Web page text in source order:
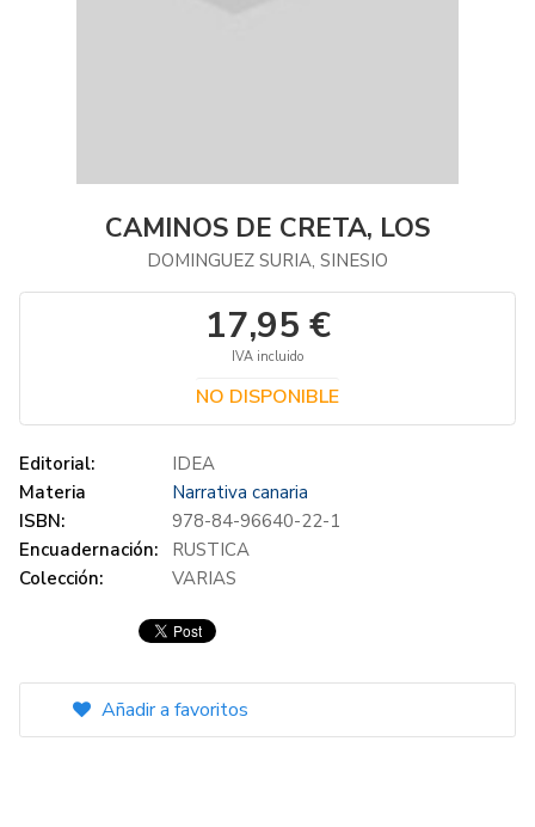
CAMINOS DE CRETA, LOS
DOMINGUEZ SURIA, SINESIO
17,95 €
IVA incluido
NO DISPONIBLE
Editorial:
IDEA
Materia
Narrativa canaria
ISBN:
978-84-96640-22-1
Encuadernación:
RUSTICA
Colección:
VARIAS
Añadir a favoritos